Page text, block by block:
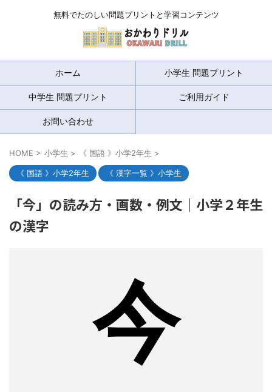
無料でたのしい問題プリントと学習コンテンツ
ホーム 小学生 問題プリント
中学生 問題プリント ご利用ガイド
お問い合わせ
HOME > 小学生 > 《 国語 》小学2年生 >
《 国語 》小学2年生 《 漢字一覧 》小学生
「今」の読み方・画数・例文｜小学２年生
の漢字
今